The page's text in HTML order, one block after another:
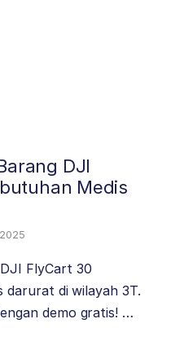
DJI
Medis
FlyCart 30
darurat di wilayah 3T.
demo gratis! …